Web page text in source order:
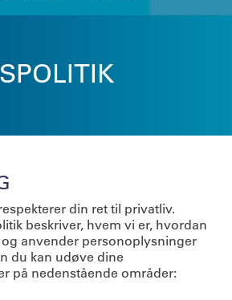
din ret til privatliv.
beskriver, hvem vi er, hvordan
anvender personoplysninger
du kan udøve dine
på nedenstående områder: